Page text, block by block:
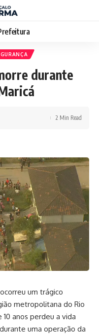
durante
2 Min Read
um trágico
metropolitana do Rio
10 anos perdeu a vida
uma operação da